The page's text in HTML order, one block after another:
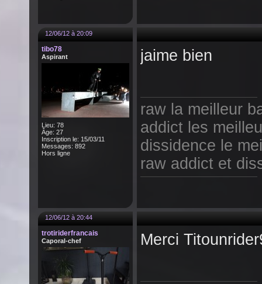
12/06/12 à 20:09
tibo78
Aspirant
Lieu: 78
Âge: 27
Inscription le: 15/03/11
Messages: 892
Hors ligne
jaime bien
raw la meilleur
addict les
dissidence le
raw addict et
12/06/12 à 20:44
trotiriderfrancais
Caporal-chef Merci